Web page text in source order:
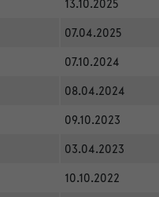
07.04.2025
07.10.2024
08.04.2024
09.10.2023
03.04.2023
10.10.2022